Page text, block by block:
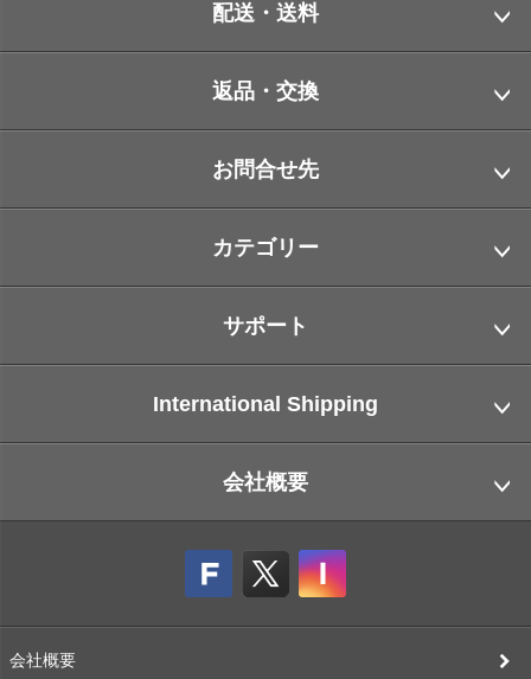
配送・送料
返品・交換
お問合せ先
カテゴリー
サポート
International Shipping
会社概要
会社概要